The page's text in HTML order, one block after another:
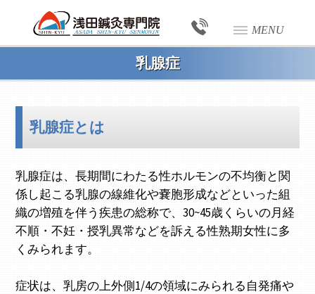
MENU
乳腺症
乳腺症とは
乳腺症は、長期間にわたる性ホルモンの不均衡と関
係し起こる乳腺の線維化や嚢胞形成などといった組
織の増殖を伴う疾患の総称で、30~45歳くらいの月経
不順・不妊・授乳異常などを訴える性熟期女性に多
くみられます。
症状は、乳房の上外側1/4の領域にみられる自発痛や